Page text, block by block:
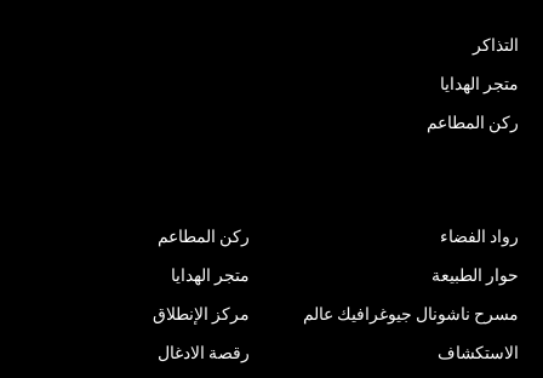
التذاكر
متجر الهدايا
ركن المطاعم
ركن المطاعم
متجر الهدايا
مركز الإنطلاق
رقصة الادغال
رواد الفضاء
حوار الطبيعة
مسرح ناشونال جيوغرافيك عالم
الاستكشاف